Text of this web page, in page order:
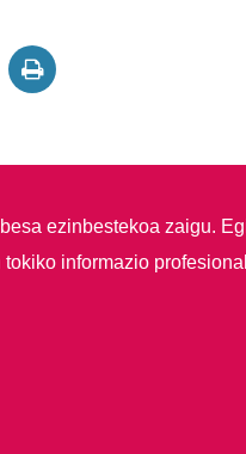
ezinbestekoa zaigu.
informazio